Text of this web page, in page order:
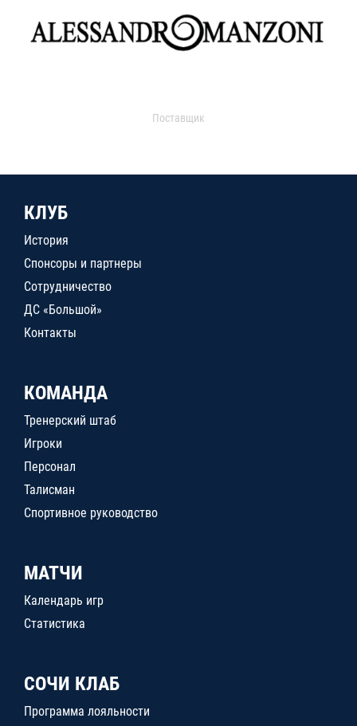
Поставщик
КЛУБ
История
Спонсоры и партнеры
Сотрудничество
ДС «Большой»
Контакты
КОМАНДА
Тренерский штаб
Игроки
Персонал
Талисман
Спортивное руководство
МАТЧИ
Календарь игр
Статистика
СОЧИ КЛАБ
Программа лояльности